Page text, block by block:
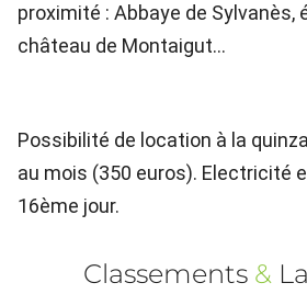
proximité : Abbaye de Sylvanès,
château de Montaigut...
Possibilité de location à la
au mois (350 euros). Electricité
16ème jour.
Classements &